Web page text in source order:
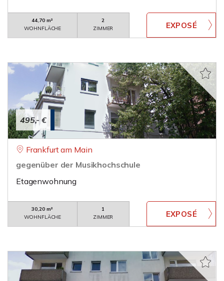
44,70 m²
WOHNFLÄCHE
2
ZIMMER
495,- €
Frankfurt am Main
gegenüber der Musikhochschule
Etagenwohnung
30,20 m²
WOHNFLÄCHE
1
ZIMMER